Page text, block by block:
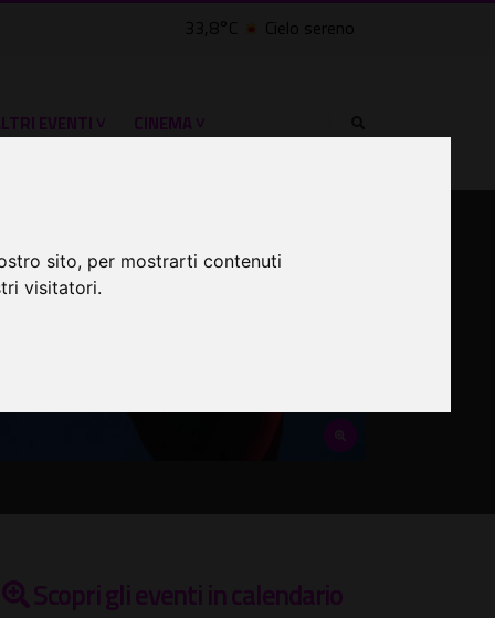
sito, per mostrarti contenuti
visitatori.
33,8°C Cielo sereno
EVENTI ˅ CINEMA ˅
Scopri gli eventi in calendario